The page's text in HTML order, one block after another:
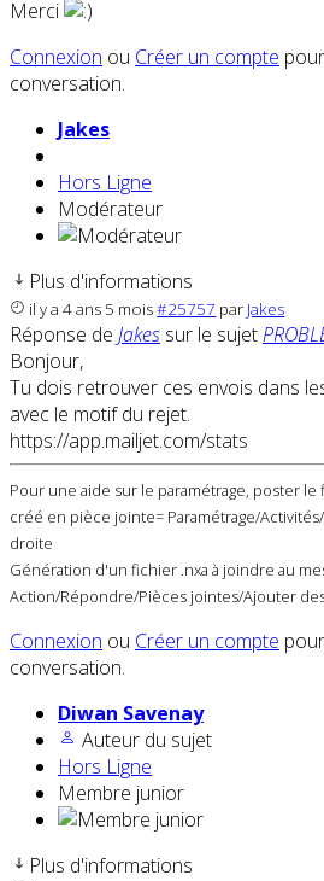
Merci
Connexion ou Créer un compte
conversation.
Jakes
Hors Ligne
Modérateur
Plus d'informations
il y a 4 ans 5 mois#25757 par Jakes
Réponse de Jakes sur le sujet
Bonjour,
Tu dois retrouver ces envois dans
avec le motif du rejet.
https://app.mailjet.com/stats
Pour une aide sur le paramétrage, poster
créé en pièce jointe= Paramétrage/
droite
Génération d'un fichier .nxa à joindre au
Action/Répondre/Pièces jointes/Ajouter
Connexion ou Créer un compte
conversation.
Diwan Savenay
Auteur du sujet
Hors Ligne
Membre junior
Plus d'informations